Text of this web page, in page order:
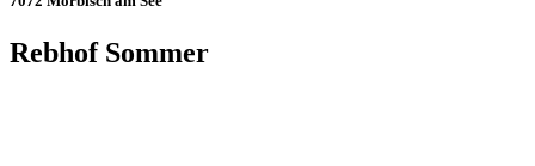
Rebhof Sommer